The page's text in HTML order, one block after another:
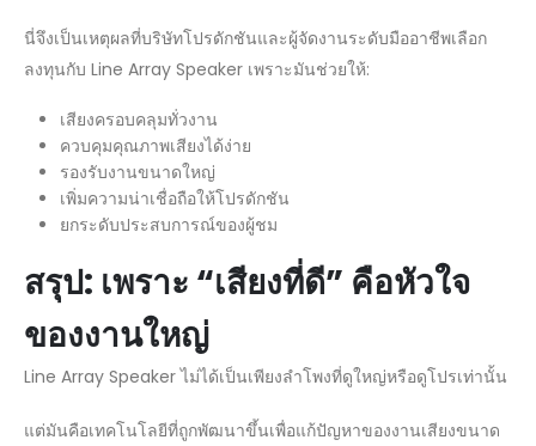
นี่จึงเป็นเหตุผลที่บริษัทโปรดักชันและผู้จัดงานระดับมืออาชีพเลือก
ลงทุนกับ Line Array Speaker เพราะมันช่วยให้:
เสียงครอบคลุมทั่วงาน
ควบคุมคุณภาพเสียงได้ง่าย
รองรับงานขนาดใหญ่
เพิ่มความน่าเชื่อถือให้โปรดักชัน
ยกระดับประสบการณ์ของผู้ชม
สรุป: เพราะ “เสียงที่ดี” คือหัวใจ
ของงานใหญ่
Line Array Speaker ไม่ได้เป็นเพียงลำโพงที่ดูใหญ่หรือดูโปรเท่านั้น
แต่มันคือเทคโนโลยีที่ถูกพัฒนาขึ้นเพื่อแก้ปัญหาของงานเสียงขนาด